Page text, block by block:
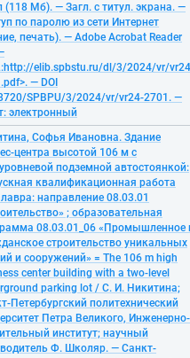
(118 Мб). — Загл. с титул. экрана. —
по паролю из сети Интернет
печать). — Adobe Acrobat Reader
elib.spbstu.ru/dl/3/2024/vr/
— DOI
SPBPU/3/2024/vr/vr24-2701. —
электронный
Софья Ивановна. Здание
центра высотой 106 м с
подземной автостоянкой:
квалификационная работа
направление 08.03.01
; образовательная
08.03.01_06 «Промышленное
строительство уникальных
и сооружений» = The 106 m high
center building with a two-level
parking lot / С. И. Никитина;
Петербургский политехнический
Петра Великого, Инженерно-
институт; научный
Ф. Школяр. — Санкт-